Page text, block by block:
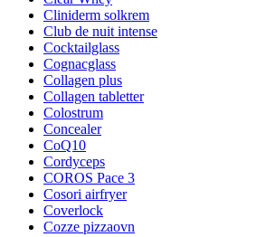
Cliniderm solkrem
Club de nuit intense
Cocktailglass
Cognacglass
Collagen plus
Collagen tabletter
Colostrum
Concealer
CoQ10
Cordyceps
COROS Pace 3
Cosori airfryer
Coverlock
Cozze pizzaovn